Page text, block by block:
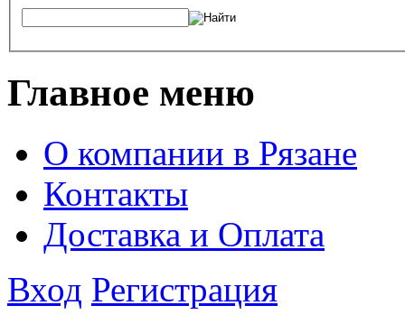
Главное меню
О компании в Рязане
Контакты
Доставка и Оплата
Вход Регистрация